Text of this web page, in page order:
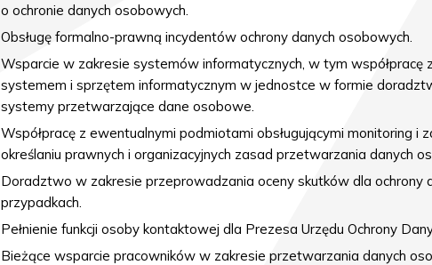
o ochronie danych osobowych.
Obsługę formalno-prawną incydentów ochrony danych osobowych.
Wsparcie w zakresie systemów informatycznych, w tym współpracę
systemem i sprzętem informatycznym w jednostce w formie
systemy przetwarzające dane osobowe.
Współpracę z ewentualnymi podmiotami obsługującymi monitoring i
określaniu prawnych i organizacyjnych zasad przetwarzania danych
Doradztwo w zakresie przeprowadzania oceny skutków dla ochrony
przypadkach.
Pełnienie funkcji osoby kontaktowej dla Prezesa Urzędu Ochrony
Bieżące wsparcie pracowników w zakresie przetwarzania danych